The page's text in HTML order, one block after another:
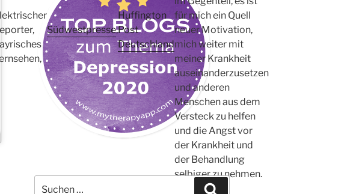
Südwestpresse,
Huffington
Post
Deutschland
für mich ein Quell
neuer Motivation,
mich weiter mit
meiner Krankheit
auseinanderzusetzen
und anderen
Menschen aus dem
Versteck zu helfen
und die Angst vor
der Krankheit und
der Behandlung
selbiger zu nehmen.